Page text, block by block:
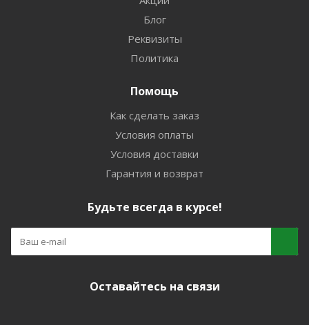
Блог
Реквизиты
Политика
Помощь
Как сделать заказ
Условия оплаты
Условия доставки
Гарантия и возврат
Будьте всегда в курсе!
Оставайтесь на связи